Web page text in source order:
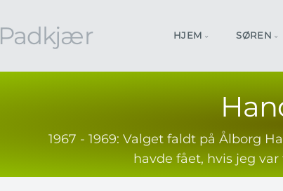
Padkjær HJEM SØREN
1967 - 1969: Valget faldt på Ålborg
havde fået, hvis jeg